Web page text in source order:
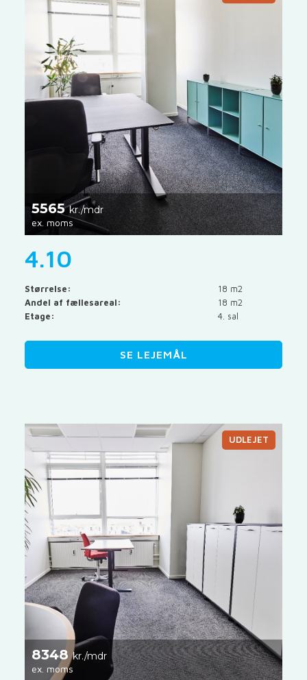
5565kr./mdr
ex. moms
4.10
Størrelse:
18 m2
Andel af fællesareal:
18 m2
Etage:
4. sal
SE LEJEMÅL
UDLEJET
8348kr./mdr
ex. moms